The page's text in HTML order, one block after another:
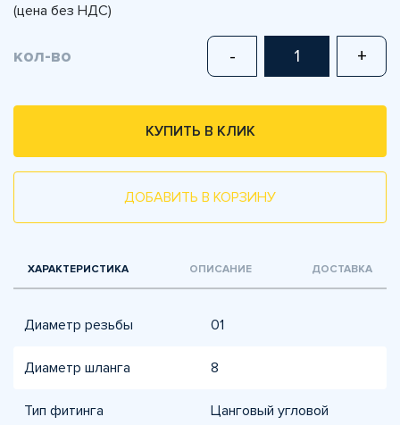
(цена без НДС)
кол-во - +
КУПИТЬ В КЛИК
ДОБАВИТЬ В КОРЗИНУ
ХАРАКТЕРИСТИКА ОПИСАНИЕ ДОСТАВКА
Диаметр резьбы 01
Диаметр шланга 8
Тип фитинга
Цанговый угловой